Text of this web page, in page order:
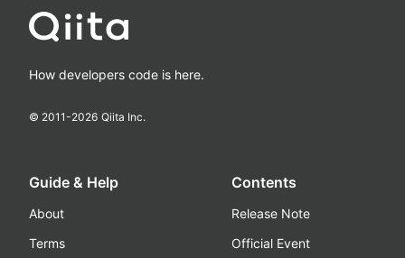
How developers code is here.
© 2011-2026 Qiita Inc.
Guide & Help
About
Terms
Contents
Release Note
Official Event